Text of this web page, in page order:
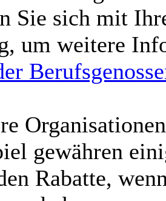
Sie sich mit
um weitere
gewähren
Rabatte,